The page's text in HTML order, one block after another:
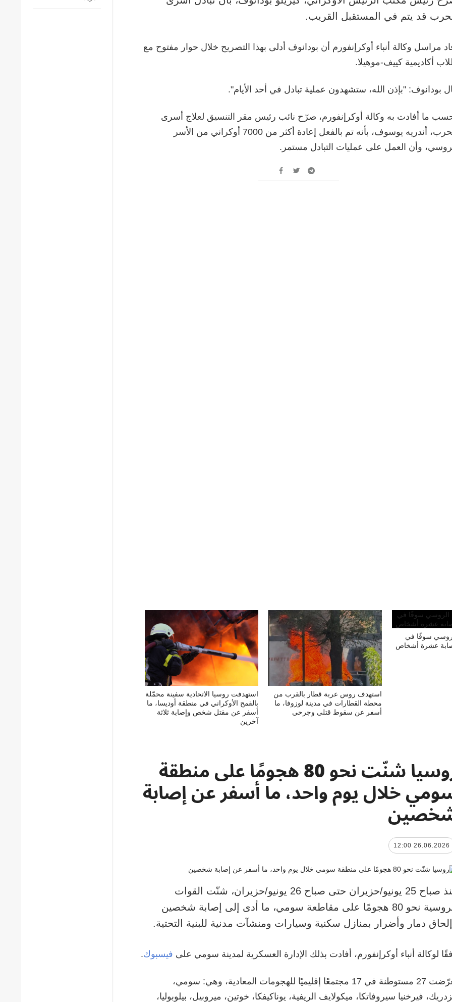
قد يتم في المستقبل القريب.
مراسل وكالة أنباء أوكرإنفورم أن بودانوف أدلى بهذا التصريح خلال حوار مفتوح مع
أكاديمية كييف-موهيلا.
بودانوف: "بإذن الله، ستشهدون عملية تبادل في أحد الأيام".
ما أفادت به وكالة أوكرإنفورم، صرّح نائب رئيس مقر التنسيق لعلاج أسرى
الحرب، أندريه يوسوف، بأنه تم بالفعل إعادة أكثر من 7000 أوكراني من الأسر
وأن العمل على عمليات التبادل مستمر.
سوقًا في
عشرة أشخاص
استهدف روس عربة قطار بالقرب من
محطة القطارات في مدينة لوزوفا، ما
أسفر عن سقوط قتلى وجرحى
استهدفت روسيا الاتحادية سفينة محمّلة
بالقمح الأوكراني في منطقة أوديسا، ما
أسفر عن مقتل شخص وإصابة ثلاثة
آخرين
روسيا شنّت نحو 80 هجومًا على منطقة
خلال يوم واحد، ما أسفر عن إصابة
26.06.2026 12:00
منذ صباح 25 يونيو/حزيران حتى صباح 26 يونيو/حزيران، شنّت القوات
الروسية نحو 80 هجومًا على مقاطعة سومي، ما أدى إلى إصابة شخصين
دمار وأضرار بمنازل سكنية وسيارات ومنشآت مدنية للبنية التحتية.
لوكالة أنباء أوكرإنفورم، أفادت بذلك الإدارة العسكرية لمدينة سومي على فيسبوك.
تعرّضت 27 مستوطنة في 17 مجتمعًا إقليميًا للهجومات المعادية، وهي: سومي،
فيرخنيا سيروفاتكا، ميكولايف الريفية، يوناكيفكا، خوتين، ميروبيل، بيلوبوليا،